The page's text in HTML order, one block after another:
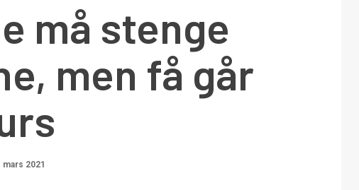
må stenge
men få går
2021